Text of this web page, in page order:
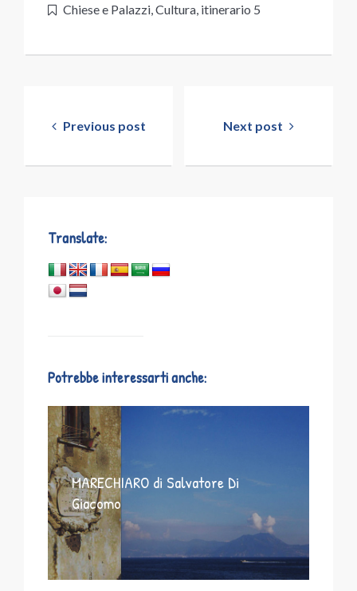
Chiese e Palazzi Cultura itinerario 5
articoliPrevious post Next post
Translate:
Potrebbe interessarti anche:
MARECHIARO di Salvatore Di
Giacomo